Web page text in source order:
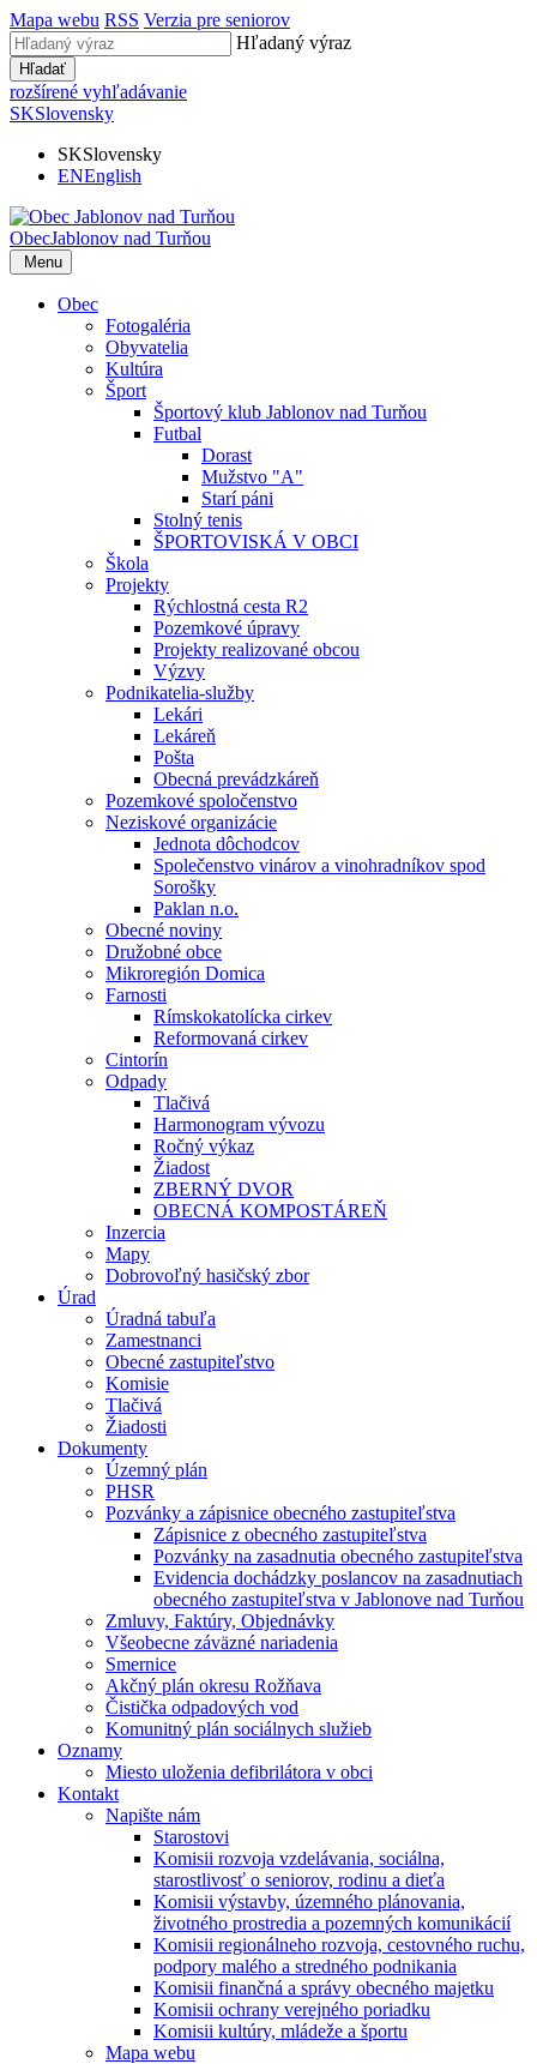
Mapa webu RSS Verzia pre seniorov
Hľadaný výraz
Hľadať
rozšírené vyhľadávanie
SKSlovensky
SKSlovensky
ENEnglish
ObecJablonov nad Turňou
Menu
Obec
Fotogaléria
Obyvatelia
Kultúra
Šport
Športový klub Jablonov nad Turňou
Futbal
Dorast
Mužstvo "A"
Starí páni
Stolný tenis
ŠPORTOVISKÁ V OBCI
Škola
Projekty
Rýchlostná cesta R2
Pozemkové úpravy
Projekty realizované obcou
Výzvy
Podnikatelia-služby
Lekári
Lekáreň
Pošta
Obecná prevádzkáreň
Pozemkové spoločenstvo
Neziskové organizácie
Jednota dôchodcov
Společenstvo vinárov a vinohradníkov spod
Sorošky
Paklan n.o.
Obecné noviny
Družobné obce
Mikroregión Domica
Farnosti
Rímskokatolícka cirkev
Reformovaná cirkev
Cintorín
Odpady
Tlačivá
Harmonogram vývozu
Ročný výkaz
Žiadost
ZBERNÝ DVOR
OBECNÁ KOMPOSTÁREŇ
Inzercia
Mapy
Dobrovoľný hasičský zbor
Úrad
Úradná tabuľa
Zamestnanci
Obecné zastupiteľstvo
Komisie
Tlačivá
Žiadosti
Dokumenty
Územný plán
PHSR
Pozvánky a zápisnice obecného zastupiteľstva
Zápisnice z obecného zastupiteľstva
Pozvánky na zasadnutia obecného zastupiteľstva
Evidencia dochádzky poslancov na zasadnutiach
obecného zastupiteľstva v Jablonove nad Turňou
Zmluvy, Faktúry, Objednávky
Všeobecne záväzné nariadenia
Smernice
Akčný plán okresu Rožňava
Čistička odpadových vod
Komunitný plán sociálnych služieb
Oznamy
Miesto uloženia defibrilátora v obci
Kontakt
Napište nám
Starostovi
Komisii rozvoja vzdelávania, sociálna,
starostlivosť o seniorov, rodinu a dieťa
Komisii výstavby, územného plánovania,
životného prostredia a pozemných komunikácií
Komisii regionálneho rozvoja, cestovného ruchu,
podpory malého a stredného podnikania
Komisii finančná a správy obecného majetku
Komisii ochrany verejného poriadku
Komisii kultúry, mládeže a športu
Mapa webu